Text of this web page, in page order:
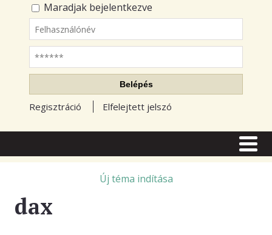
Maradjak bejelentkezve
Felhasználónév
Jelszó
Belépés
Regisztráció Elfelejtett jelszó
TŐZSDE FÓRUM
Új téma indítása
dax